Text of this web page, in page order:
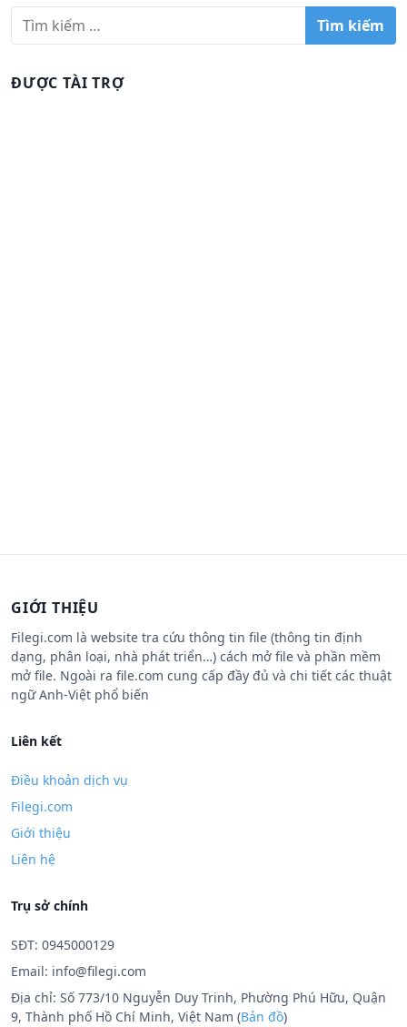
iĐƯỢC TÀI TRỢ
GIỚI THIỆU
Filegi.com là website tra cứu thông tin file (thông tin định
dạng, phân loại, nhà phát triển…) cách mở file và phần mềm
mở file. Ngoài ra file.com cung cấp đầy đủ và chi tiết các thuật
ngữ Anh-Việt phổ biến
Liên kết
Điều khoản dịch vụ
Filegi.com
Giới thiệu
Liên hệ
Trụ sở chính
SĐT: 0945000129
Email: info@filegi.com
Địa chỉ: Số 773/10 Nguyễn Duy Trinh, Phường Phú Hữu, Quận
9, Thành phố Hồ Chí Minh, Việt Nam (Bản đồ)